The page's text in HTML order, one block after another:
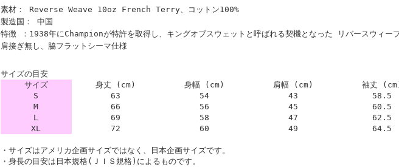
素材： Reverse Weave 10oz French Terry、コットン100%
製造国： 中国
特徴 ：1938年にChampionが特許を取得し、キングオブスウェットと呼ばれる契機となった リバースウィーブ
肩接ぎ無し、脇フラットシーマ仕様
サイズの目安
サイズ
身丈 (cm) 身幅 (cm) 肩幅 (cm)
袖丈
S
63 54 43
58.5
M
66 56 45
60.5
L
69 58 47
62.5
XL
72 60 49 64.5
・サイズはアメリカ企画サイズではなく、日本企画サイズです。
・身長の目安は日本規格(ＪＩＳ規格)によるものです。